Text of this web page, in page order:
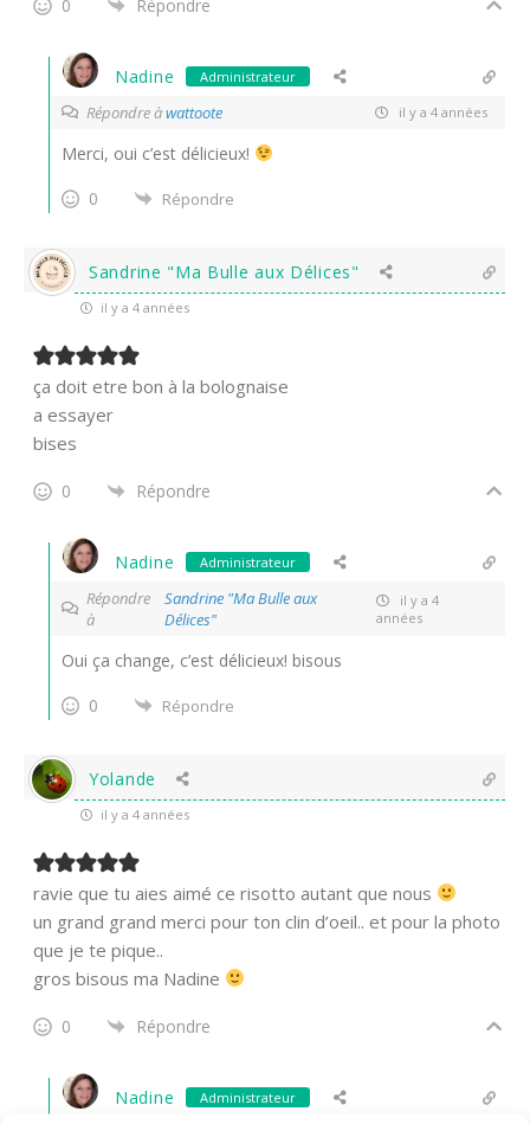
0 Répondre
Nadine Administrateur
Répondre àwattoote il y a 4 années
Merci, oui c’est délicieux!
0
Répondre
Sandrine "Ma Bulle aux Délices"
il y a 4 années
ça doit etre bon à la bolognaise
a essayer
bises
0 Répondre
Nadine Administrateur
Répondre
à
Sandrine "Ma Bulle aux
Délices"
il y a 4
années
Oui ça change, c’est délicieux! bisous
0
Répondre
Yolande
il y a 4 années
ravie que tu aies aimé ce risotto autant que nous
un grand grand merci pour ton clin d’oeil.. et pour la photo
que je te pique..
gros bisous ma Nadine
0 Répondre
Nadine Administrateur